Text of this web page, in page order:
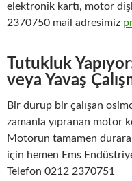
elektronik kartı, motor
2370750 mail adresimiz
Tutukluk
veya Yavaş
Bir durup bir çalışan
zamanla yıpranan motor
Motorun tamamen
için hemen Ems
Telefon 0212 2370751